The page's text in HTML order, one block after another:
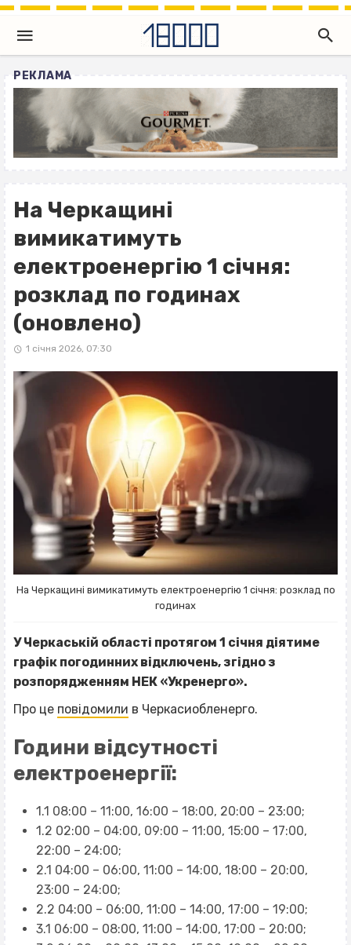
РЕКЛАМА
На Черкащині
вимикатимуть
електроенергію 1 січня:
розклад по годинах
(оновлено)
1 січня 2026, 07:30
На Черкащині вимикатимуть електроенергію 1 січня: розклад по
годинах
У Черкаській області протягом 1 січня діятиме
графік погодинних відключень, згідно з
розпорядженням НЕК «Укренерго».
Про це повідомили в Черкасиобленерго.
Години відсутності
електроенергії:
1.1 08:00 – 11:00, 16:00 – 18:00, 20:00 – 23:00;
1.2 02:00 – 04:00, 09:00 – 11:00, 15:00 – 17:00,
22:00 – 24:00;
2.1 04:00 – 06:00, 11:00 – 14:00, 18:00 – 20:00,
23:00 – 24:00;
2.2 04:00 – 06:00, 11:00 – 14:00, 17:00 – 19:00;
3.1 06:00 – 08:00, 11:00 – 14:00, 17:00 – 20:00;